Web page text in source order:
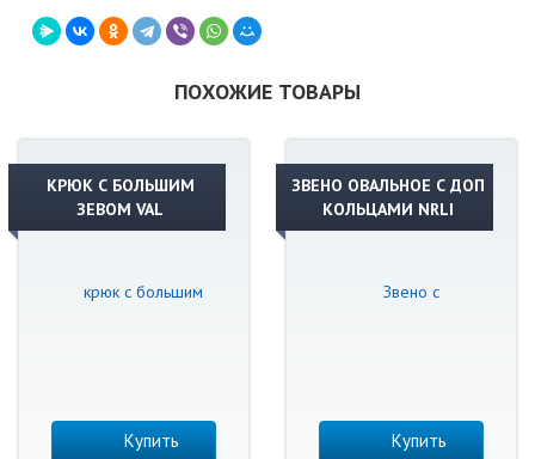
ПОХОЖИЕ ТОВАРЫ
КРЮК С БОЛЬШИМ
ЗЕВОМ VAL
Купить
ЗВЕНО ОВАЛЬНОЕ С ДОП
КОЛЬЦАМИ NRLI
Купить